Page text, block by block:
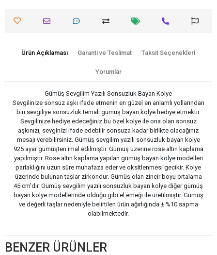
Ürün Açıklaması Garanti ve Teslimat Taksit Seçenekleri
Yorumlar
Gümüş Sevgilim Yazılı Sonsuzluk Bayan Kolye
Sevgilinize sonsuz aşkı ifade etmenin en güzel en anlamlı yollarından
biri sevgiliye sonsuzluk temalı gümüş bayan kolye hediye etmektir.
Sevgilinize hediye edeceğiniz bu özel kolye ile ona olan sonsuz
aşkınızı, sevginizi ifade edebilir sonsuza kadar birlikte olacağınız
mesajı verebilirsiniz. Gümüş sevgilim yazılı sonsuzluk bayan kolye
925 ayar gümüşten imal edilmiştir. Gümüş üzerine rose altın kaplama
yapılmıştır. Rose altın kaplama yapılan gümüş bayan kolye modelleri
parlaklığını uzun süre muhafaza eder ve oksitlenmesi gecikir. Kolye
üzerinde bulunan taşlar zirkondur. Gümüş olan zincir boyu ortalama
45 cm'dir. Gümüş sevgilim yazılı sonsuzluk bayan kolye diğer gümüş
bayan kolye modellerinde olduğu gibi el emeği ile üretilmiştir. Gümüş
ve değerli taşlar nedeniyle belirtilen ürün ağırlığında ± %10 sapma
olabilmektedir.
BENZER ÜRÜNLER